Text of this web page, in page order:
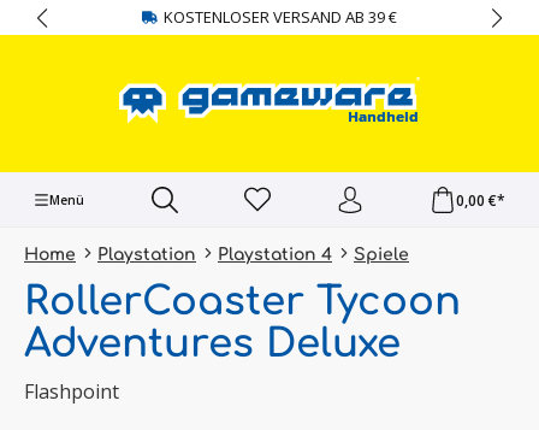
springen KOSTENLOSER VERSAND AB 39 €
Menü 0,00 €*
Home Playstation Playstation 4 Spiele
RollerCoaster Tycoon
Adventures Deluxe
Flashpoint